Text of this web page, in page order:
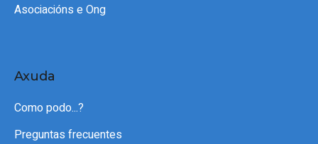
Asociacións e Ong
Axuda
Como podo...?
Preguntas frecuentes